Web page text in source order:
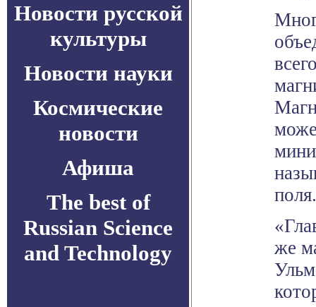
Новости русской
культуры
Новости науки
Космические
новости
Афиша
The best of
Russian Science
and Technology
поля.
же